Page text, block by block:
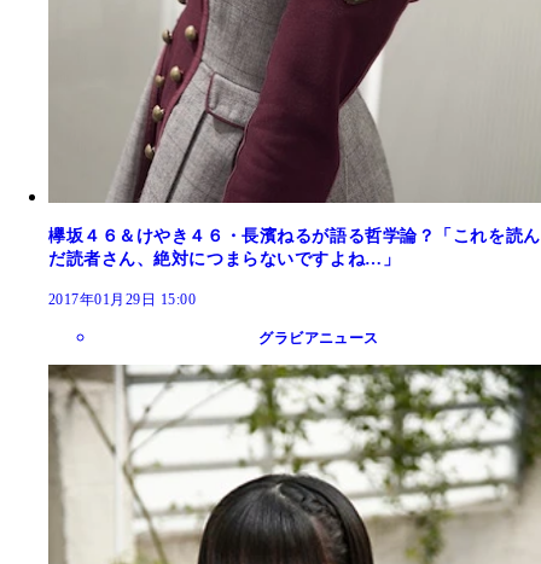
欅坂４６＆けやき４６・長濱ねるが語る哲学論？「これを読ん
だ読者さん、絶対につまらないですよね…」
2017年01月29日 15:00
グラビアニュース